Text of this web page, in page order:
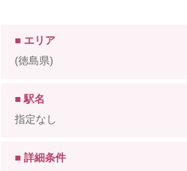
■ エリア
(徳島県)
■ 駅名
指定なし
■ 詳細条件